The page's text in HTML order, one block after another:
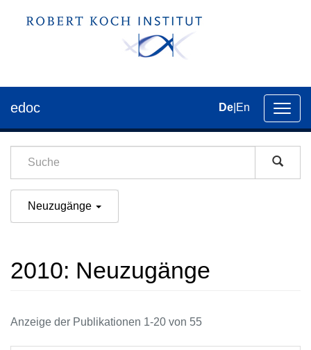
der
edoc De En
Neuzugänge
2010: Neuzugänge
Anzeige der Publikationen 1-20 von 55